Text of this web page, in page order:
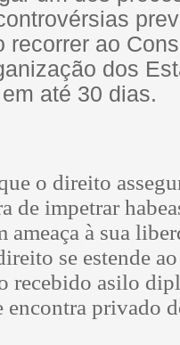
recorrer ao
dos
até 30 dias.
o direito
de impetrar
ameaça à sua
se estende
recebido asilo
encontra privado